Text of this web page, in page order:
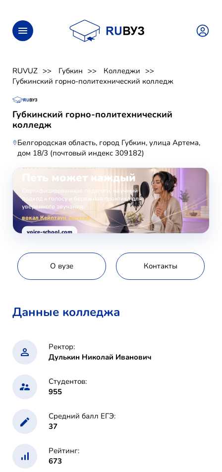
RUVUZ Губкин
Колледжи
Губкинский горно-политехнический колледж
Губкинский горно-политехнический
колледж
Белгородская область, город Губкин, улица Артема,
дом 18/3 (почтовый индекс 309182)
ОНЛАЙН-ЗАНЯТИЯ ВОКАЛОМ
Петь может каждый
Сертифицированные педагоги, научный
подход к голосу и бережная практика для
уверенного звучания.
вокал Кейптаун занятия
voice-school.com
О вузе Контакты
Данные колледжа
Ректор:
Дулькин Николай Иванович
Студентов:
955
Средний балл ЕГЭ:
37
Рейтинг:
673